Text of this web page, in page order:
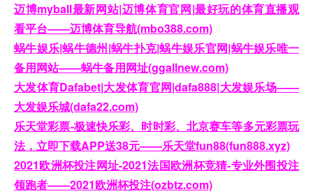
迈博myball最新网站|迈博体育官网|最好玩的体育直播观
看平台——迈博体育导航(mbo388.com)
蜗牛娱乐|蜗牛德州|蜗牛扑克|蜗牛娱乐官网|蜗牛娱乐唯一
备用网站——蜗牛备用网址(ggallnew.com)
大发体育Dafabet|大发体育官网|dafa888|大发娱乐场——
大发娱乐城(dafa22.com)
乐天堂彩票-极速快乐彩、时时彩、北京赛车等多元彩票玩
法，立即下载APP送38元——乐天堂fun88(fun888.xyz)
2021欧洲杯投注网址-2021法国欧洲杯竞猜-专业外围投注
领跑者——2021欧洲杯投注(ozbtz.com)